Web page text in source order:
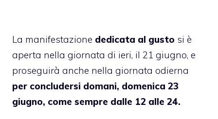
La manifestazione dedicata al gusto si è
aperta nella giornata di ieri, il 21 giugno, e
proseguirà anche nella giornata odierna
per concludersi domani, domenica 23
giugno, come sempre dalle 12 alle 24.